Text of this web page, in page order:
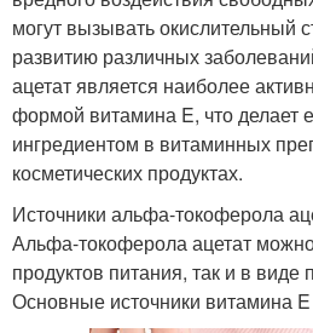
могут вызывать окислительный
развитию различных
ацетат является наиболее
формой витамина E, что делает
ингредиентом в витаминных
косметических продуктах.
Источники альфа-токоферола
Альфа-токоферола ацетат можно
продуктов питания, так и в
Основные источники витамина